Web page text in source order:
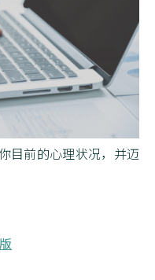
目前的心理状况，并迈